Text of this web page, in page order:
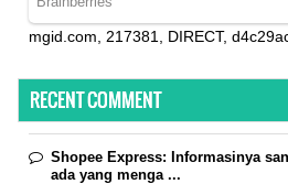
mgid.com, 217381, DIRECT,
RECENT COMMENT
Shopee Express: Informasinya
ada yang menga ...